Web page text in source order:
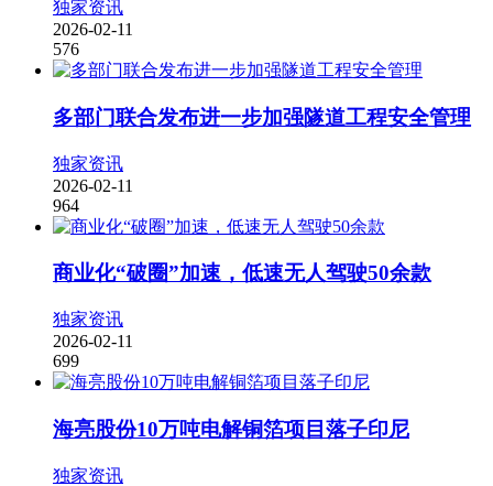
独家资讯
2026-02-11
576
多部门联合发布进一步加强隧道工程安全管理
独家资讯
2026-02-11
964
商业化“破圈”加速，低速无人驾驶50余款
独家资讯
2026-02-11
699
海亮股份10万吨电解铜箔项目落子印尼
独家资讯